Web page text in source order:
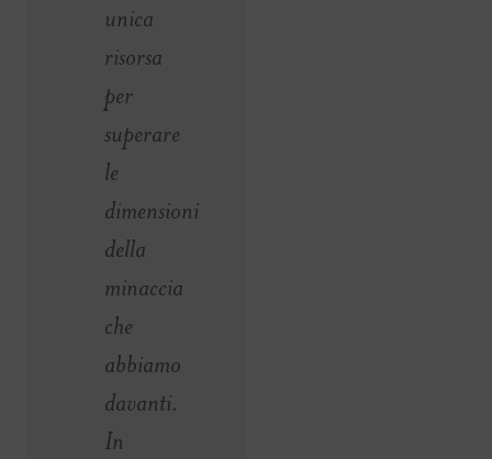
unica
risorsa
per
superare
le
dimensioni
della
minaccia
che
abbiamo
davanti.
In